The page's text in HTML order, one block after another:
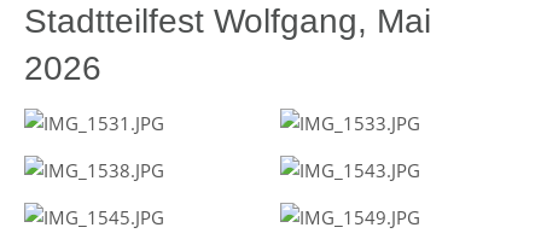
Stadtteilfest Wolfgang, Mai
2026